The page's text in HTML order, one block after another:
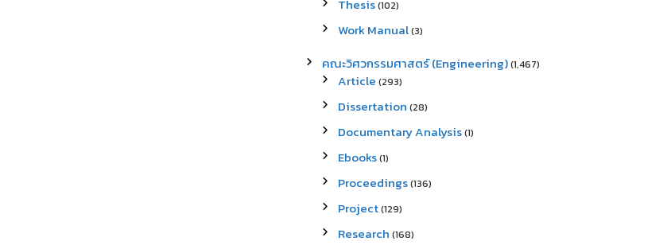
Thesis(102)
Work Manual(3)
คณะวิศวกรรมศาสตร์ (Engineering)(1,467)
Article (293)
Dissertation (28)
Documentary Analysis(1)
Ebooks(1)
Proceedings(136)
Project(129)
Research (168)